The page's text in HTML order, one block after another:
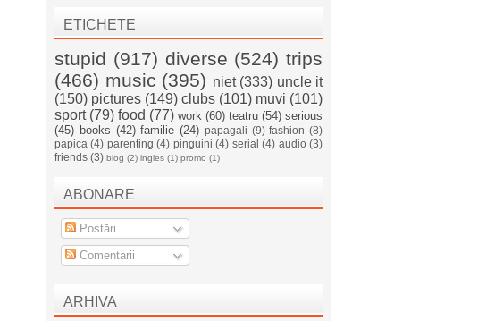
ETICHETE
stupid (917) diverse (524) trips
(466) music (395) niet (333) uncle it
(150) pictures (149) clubs (101) muvi (101)
sport (79) food (77) work (60) teatru (54) serious
(45) books (42) familie (24) papagali (9) fashion (8)
papica (4) parenting (4) pinguini (4) serial (4) audio (3)
friends (3) blog (2) ingles (1) promo (1)
ABONARE
Postări
Comentarii
ARHIVA